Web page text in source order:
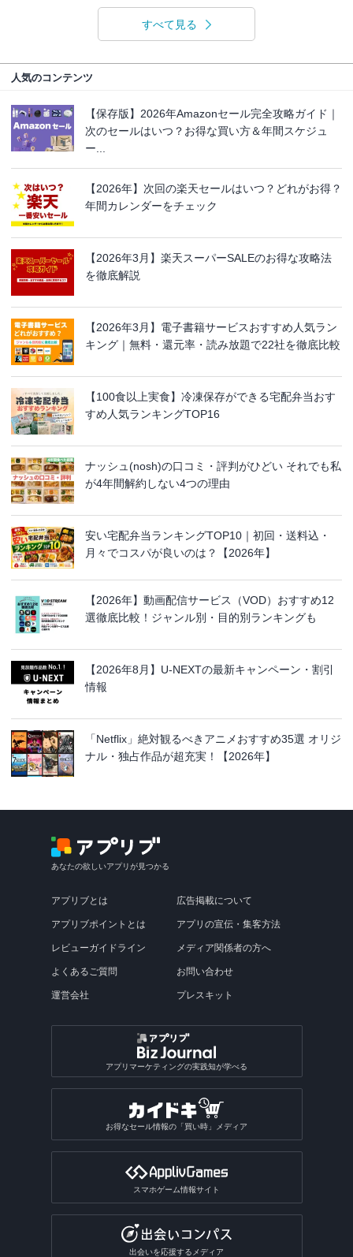
すべて見る
人気のコンテンツ
【保存版】2026年Amazonセール完全攻略ガイド｜
次のセールはいつ？お得な買い方＆年間スケジュ
ー...
【2026年】次回の楽天セールはいつ？どれがお得？
年間カレンダーをチェック
【2026年3月】楽天スーパーSALEのお得な攻略法
を徹底解説
【2026年3月】電子書籍サービスおすすめ人気ラン
キング｜無料・還元率・読み放題で22社を徹底比較
【100食以上実食】冷凍保存ができる宅配弁当おす
すめ人気ランキングTOP16
ナッシュ(nosh)の口コミ・評判がひどい それでも私
が4年間解約しない4つの理由
安い宅配弁当ランキングTOP10｜初回・送料込・
月々でコスパが良いのは？【2026年】
【2026年】動画配信サービス（VOD）おすすめ12
選徹底比較！ジャンル別・目的別ランキングも
【2026年8月】U-NEXTの最新キャンペーン・割引
情報
「Netflix」絶対観るべきアニメおすすめ35選 オリジ
ナル・独占作品が超充実！【2026年】
あなたの欲しいアプリが見つかる
アプリブとは
アプリブポイントとは
レビューガイドライン
よくあるご質問
運営会社
広告掲載について
アプリの宣伝・集客方法
メディア関係者の方へ
お問い合わせ
プレスキット
アプリマーケティングの実践知が学べる
お得なセール情報の「買い時」メディア
スマホゲーム情報サイト
出会いを応援するメディア